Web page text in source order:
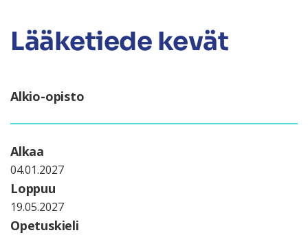
Lääketiede kevät
Alkio-opisto
Alkaa
04.01.2027
Loppuu
19.05.2027
Opetuskieli